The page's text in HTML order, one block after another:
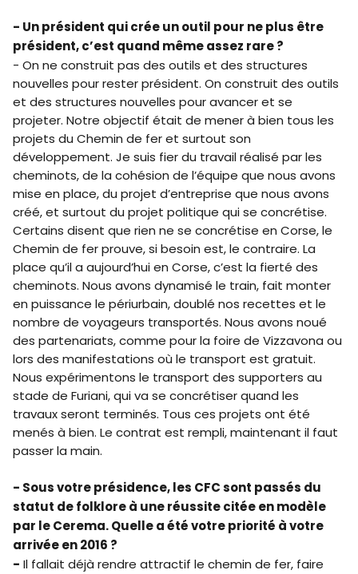
- Un président qui crée un outil pour ne plus être
président, c’est quand même assez rare ?
- On ne construit pas des outils et des structures
nouvelles pour rester président. On construit des outils
et des structures nouvelles pour avancer et se
projeter. Notre objectif était de mener à bien tous les
projets du Chemin de fer et surtout son
développement. Je suis fier du travail réalisé par les
cheminots, de la cohésion de l’équipe que nous avons
mise en place, du projet d’entreprise que nous avons
créé, et surtout du projet politique qui se concrétise.
Certains disent que rien ne se concrétise en Corse, le
Chemin de fer prouve, si besoin est, le contraire. La
place qu’il a aujourd’hui en Corse, c’est la fierté des
cheminots. Nous avons dynamisé le train, fait monter
en puissance le périurbain, doublé nos recettes et le
nombre de voyageurs transportés. Nous avons noué
des partenariats, comme pour la foire de Vizzavona ou
lors des manifestations où le transport est gratuit.
Nous expérimentons le transport des supporters au
stade de Furiani, qui va se concrétiser quand les
travaux seront terminés. Tous ces projets ont été
menés à bien. Le contrat est rempli, maintenant il faut
passer la main.
- Sous votre présidence, les CFC sont passés du
statut de folklore à une réussite citée en modèle
par le Cerema. Quelle a été votre priorité à votre
arrivée en 2016 ?
- Il fallait déjà rendre attractif le chemin de fer, faire